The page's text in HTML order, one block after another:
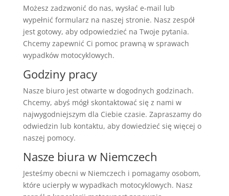
Możesz zadzwonić do nas, wysłać e-mail lub
wypełnić formularz na naszej stronie. Nasz zespół
jest gotowy, aby odpowiedzieć na Twoje pytania.
Chcemy zapewnić Ci pomoc prawną w sprawach
wypadków motocyklowych.
Godziny pracy
Nasze biuro jest otwarte w dogodnych godzinach.
Chcemy, abyś mógł skontaktować się z nami w
najwygodniejszym dla Ciebie czasie. Zapraszamy do
odwiedzin lub kontaktu, aby dowiedzieć się więcej o
naszej pomocy.
Nasze biura w Niemczech
Jesteśmy obecni w Niemczech i pomagamy osobom,
które ucierpły w wypadkach motocyklowych. Nasz